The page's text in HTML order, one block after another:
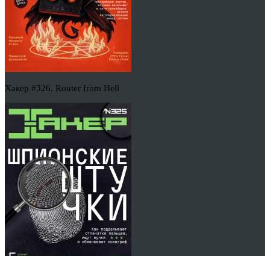
Хакер #326. Router from Hell